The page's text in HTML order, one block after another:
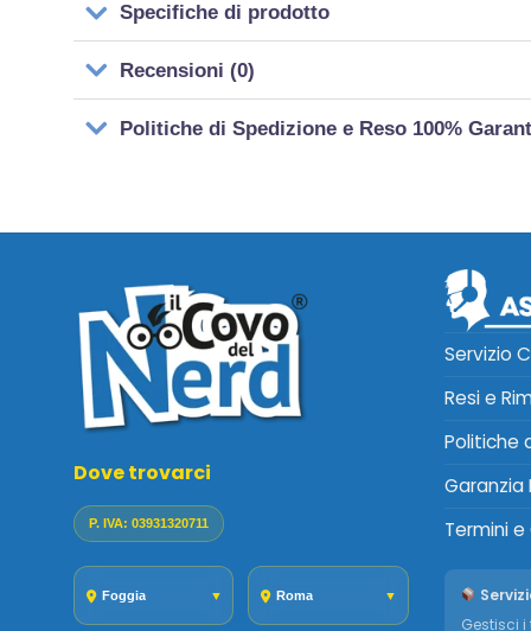
Specifiche di prodotto
Recensioni (0)
Politiche di Spedizione e Reso 100%
Dove trovarci
P. IVA: 03931320711
Foggia ▼ Roma ▼
Servizio
Resi e
Politiche
Garanzia
Termini
Gestisci